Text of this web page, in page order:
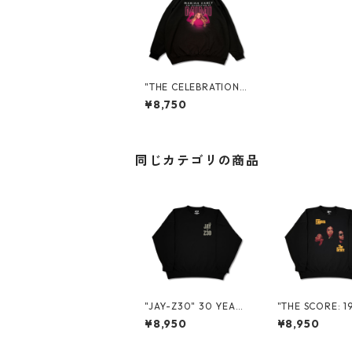
"THE CELEBRATION
OF MIMI" TOUR PRO
MO CREWNECK SWE
¥8,750
同じカテゴリの商品
"JAY-Z30" 30 YEARS
PROMO CREWNECK
SWEAT
¥8,950
"THE SCORE:
OUR" 30
WNECK SWEAT
¥8,950